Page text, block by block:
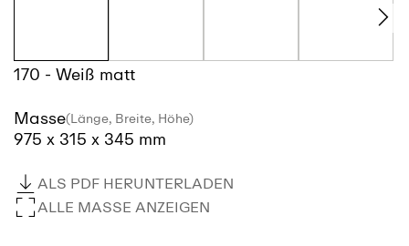
170 - Weiß matt
Masse(Länge, Breite, Höhe)
975 x 315 x 345 mm
ALS PDF HERUNTERLADEN
ALLE MASSE ANZEIGEN